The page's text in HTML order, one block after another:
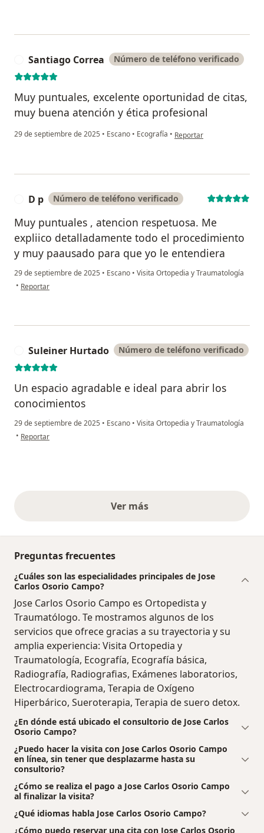
Santiago Correa Número de teléfono verificado
Muy puntuales, excelente oportunidad de citas,
muy buena atención y ética profesional
29 de septiembre de 2025 • Escano • Ecografía • en opinión del usuario
Reportar
D p Número de teléfono verificado
Muy puntuales , atencion respetuosa. Me
expliico detalladamente todo el procedimiento
y muy paausado para que yo le entendiera
29 de septiembre de 2025 • Escano • Visita Ortopedia y Traumatología
• en opinión del usuario D p
Reportar
Suleiner Hurtado Número de teléfono verificado
Un espacio agradable e ideal para abrir los
conocimientos
29 de septiembre de 2025 • Escano • Visita Ortopedia y Traumatología
• en opinión del usuario Suleiner Hurtado
Reportar
Ver másopiniones anteriores
Preguntas frecuentes
¿Cuáles son las especialidades principales de Jose
Carlos Osorio Campo?
Jose Carlos Osorio Campo es Ortopedista y
Traumatólogo. Te mostramos algunos de los
servicios que ofrece gracias a su trayectoria y su
amplia experiencia: Visita Ortopedia y
Traumatología, Ecografía, Ecografía básica,
Radiografía, Radiografias, Exámenes laboratorios,
Electrocardiograma, Terapia de Oxígeno
Hiperbárico, Sueroterapia, Terapia de suero detox.
¿En dónde está ubicado el consultorio de Jose Carlos
Osorio Campo?
¿Puedo hacer la visita con Jose Carlos Osorio Campo
en línea, sin tener que desplazarme hasta su
consultorio?
¿Cómo se realiza el pago a Jose Carlos Osorio Campo
al finalizar la visita?
¿Qué idiomas habla Jose Carlos Osorio Campo?
¿Cómo puedo reservar una cita con Jose Carlos Osorio